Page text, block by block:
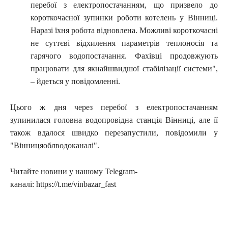
перебої з електропостачанням, що призвело до
короткочасної зупинки роботи котелень у Вінниці.
Наразі їхня робота відновлена. Можливі короткочасні
не суттєві відхилення параметрів теплоносія та
гарячого водопостачання. Фахівці продовжують
працювати для якнайшвидшої стабілізації системи",
– йдеться у повідомленні.
Цього ж дня через перебої з електропостачанням
зупинилася головна водопровідна станція Вінниці, але її
також вдалося швидко перезапустили, повідомили у
"Вінницяоблводоканалі".
Читайте новини у нашому Telegram-
каналі: https://t.me/vinbazar_fast